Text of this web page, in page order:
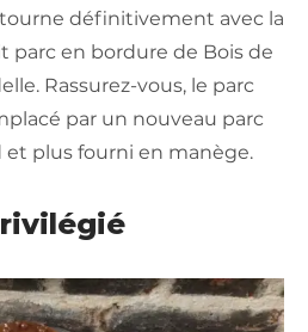
définitivement avec la
parc en bordure de Bois de
Rassurez-vous, le parc
par un nouveau parc
plus fourni en manège.